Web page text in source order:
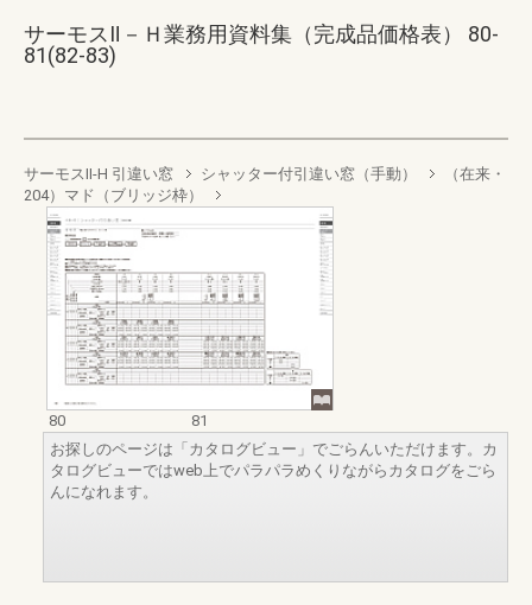
サーモスⅡ－Ｈ業務用資料集（完成品価格表） 80-
81(82-83)
サーモスII-H 引違い窓 シャッター付引違い窓（手動）
（在来・
204）マド（ブリッジ枠）
80
81
お探しのページは「カタログビュー」でごらんいただけます。カ
タログビューではweb上でパラパラめくりながらカタログをごら
んになれます。